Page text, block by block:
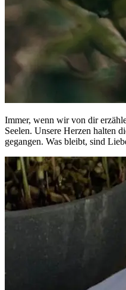
Immer, wenn wir von dir
Seelen. Unsere Herzen halten
gegangen. Was bleibt, sind